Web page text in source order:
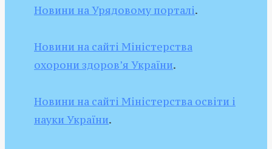
Новини на Урядовому порталі.
Новини на сайті Міністерства
охорони здоров’я України.
Новини на сайті Міністерства освіти і
науки України.